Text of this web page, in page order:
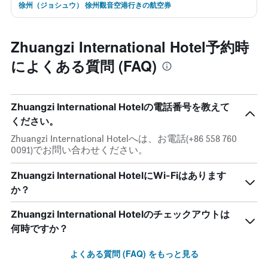
徐州（ジョシュウ） 徐州觀音空港行きの航空券
Zhuangzi International Hotel予約時
によくある質問 (FAQ)
Zhuangzi International Hotelの電話番号を教えて
ください。
Zhuangzi International Hotelへは、お電話(+86 558 760
0091)でお問い合わせください。
Zhuangzi International HotelにWi-Fiはあります
か？
Zhuangzi International Hotelのチェックアウトは
何時ですか？
よくある質問 (FAQ) をもっと見る